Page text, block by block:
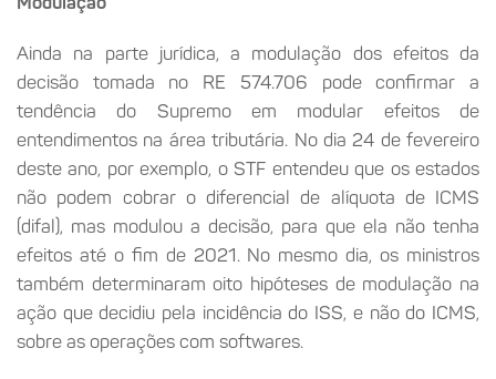
Ainda na parte jurídica, a modulação dos efeitos da
decisão tomada no RE 574.706 pode confirmar a
tendência do Supremo em modular efeitos de
entendimentos na área tributária. No dia 24 de fevereiro
deste ano, por exemplo, o STF entendeu que os estados
não podem cobrar o diferencial de alíquota de ICMS
(difal), mas modulou a decisão, para que ela não tenha
efeitos até o fim de 2021. No mesmo dia, os ministros
também determinaram oito hipóteses de modulação na
ação que decidiu pela incidência do ISS, e não do ICMS,
sobre as operações com softwares.